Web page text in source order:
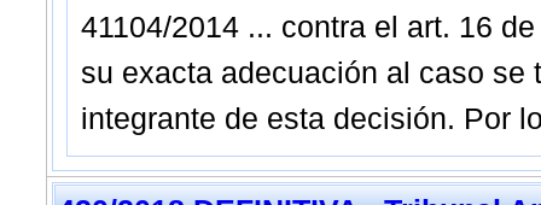
41104/2014 ... contra el art. 16
su exacta adecuación al caso se
integrante de esta decisión. Por